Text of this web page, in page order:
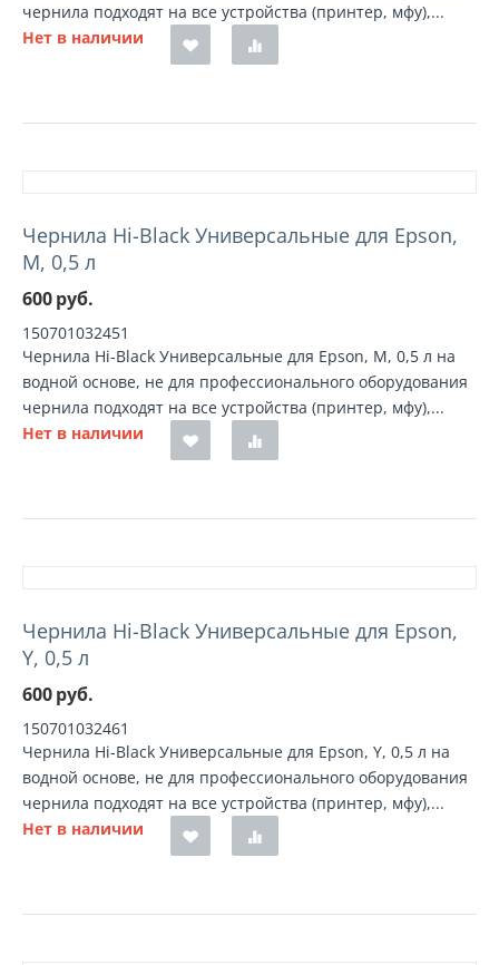
чернила подходят на все устройства (принтер, мфу),...
Нет в наличии
Чернила Hi-Black Универсальные для Epson,
M, 0,5 л
600руб.
150701032451
Чернила Hi-Black Универсальные для Epson, M, 0,5 л на
водной основе, не для профессионального оборудования
чернила подходят на все устройства (принтер, мфу),...
Нет в наличии
Чернила Hi-Black Универсальные для Epson,
Y, 0,5 л
600руб.
150701032461
Чернила Hi-Black Универсальные для Epson, Y, 0,5 л на
водной основе, не для профессионального оборудования
чернила подходят на все устройства (принтер, мфу),...
Нет в наличии